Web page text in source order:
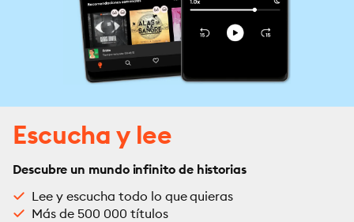
Escucha y lee
Descubre un mundo infinito de historias
Lee y escucha todo lo que quieras
Más de 500 000 títulos